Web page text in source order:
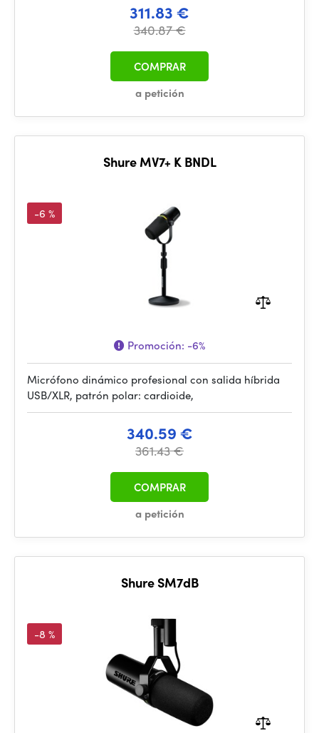
311.83 €
340.87 €
a petición
COMPRAR
Shure MV7+ K BNDL
-6 %
Promoción: -6%
Micrófono dinámico profesional con salida híbrida
USB/XLR, patrón polar: cardioide,
340.59 €
361.43 €
a petición
COMPRAR
Shure SM7dB
-8 %